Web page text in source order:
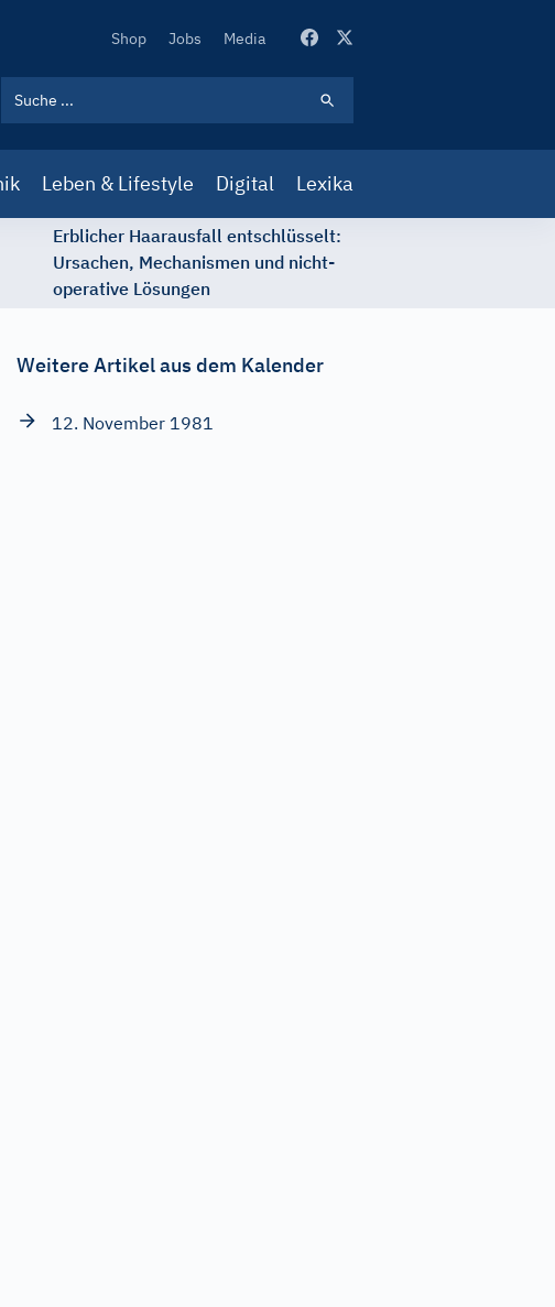
Secondary
Shop Jobs Media
Leben & Lifestyle Digital Lexika
Erblicher Haarausfall entschlüsselt:
Ursachen, Mechanismen und nicht-
operative Lösungen
Weitere Artikel aus dem Kalender
12. November 1981